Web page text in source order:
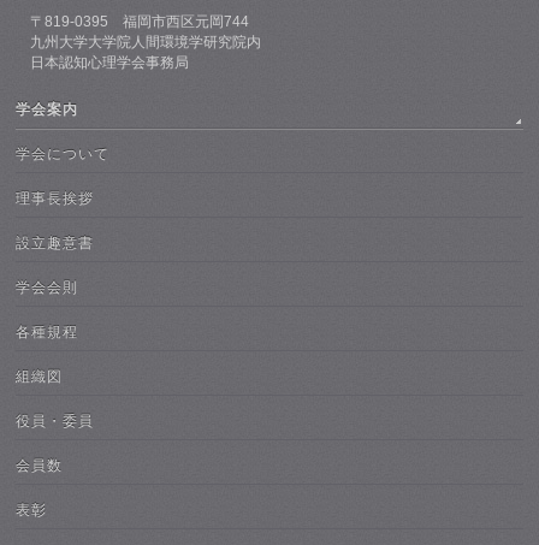
〒819-0395 福岡市西区元岡744
九州大学大学院人間環境学研究院内
日本認知心理学会事務局
学会案内
学会について
理事長挨拶
設立趣意書
学会会則
各種規程
組織図
役員・委員
会員数
表彰